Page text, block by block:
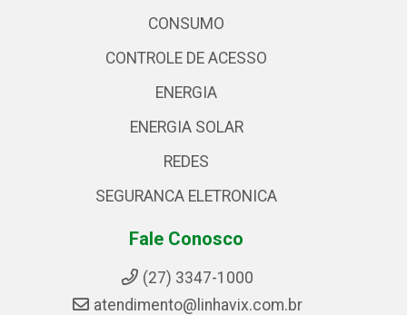
CONSUMO
CONTROLE DE ACESSO
ENERGIA
ENERGIA SOLAR
REDES
SEGURANCA ELETRONICA
Fale Conosco
(27) 3347-1000
atendimento@linhavix.com.br